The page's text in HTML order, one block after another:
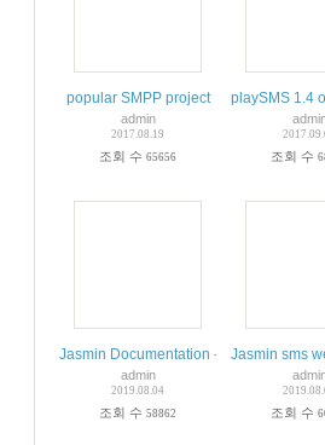
popular SMPP project
admin
2017.08.19
조회 수 65656
playSMS 1.4
조회 수
Jasmin Documentation - Read the Docs
admin
2019.08.04
조회 수 58862
Jasmin sms
조회 수